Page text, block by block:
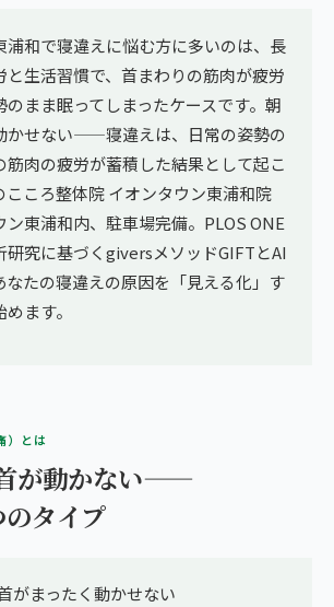
）
エリア）
浦和で寝違えに悩む方に多いのは、長
と生活習慣で、首まわりの筋肉が疲労
のまま眠ってしまったケースです。朝
かせない——寝違えは、日常の姿勢の
筋肉の疲労が蓄積した結果として起こ
こころ整体院 イオンタウン東浦和院
ン東浦和内、駐車場完備。PLOS ONE
研究に基づくgiversメソッドGIFTとAI
なたの寝違えの原因を「見える化」す
ます。
）とは
が動かない——
タイプ
がまったく動かせない